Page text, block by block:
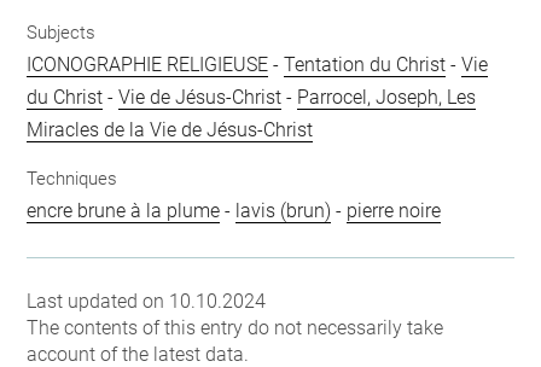
Subjects
ICONOGRAPHIE RELIGIEUSE -Tentation du Christ -Vie
du Christ -Vie de Jésus-Christ - Parrocel, Joseph, Les
Miracles de la Vie de Jésus-Christ
Techniques
encre brune à la plume - lavis (brun) - pierre noire
Last updated on 10.10.2024
The contents of this entry do not necessarily take
account of the latest data.